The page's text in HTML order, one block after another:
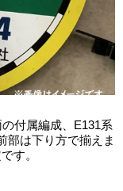
付属編成、E131系
部は下り方で揃えま
す。